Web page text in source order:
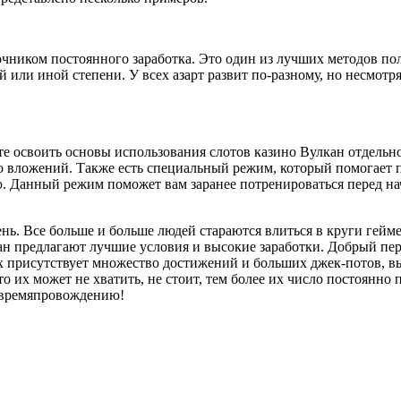
постоянного заработка. Это один из лучших методов
иной степени. У всех азарт развит по-разному, но
основы использования слотов казино Вулкан
Также есть специальный режим, который помогает
Данный режим поможет вам заранее потренироваться перед
Все больше и больше людей стараются влиться в круги
предлагают лучшие условия и высокие заработки. Добрый
множество достижений и больших джек-потов,
их может не хватить, не стоит, тем более их число